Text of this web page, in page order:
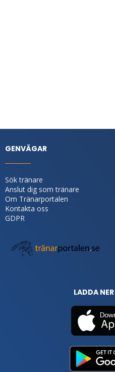
GENVÄGAR
Sök tränare
Anslut dig som tränare
Om Tränarportalen
Kontakta oss
GDPR
LADDA